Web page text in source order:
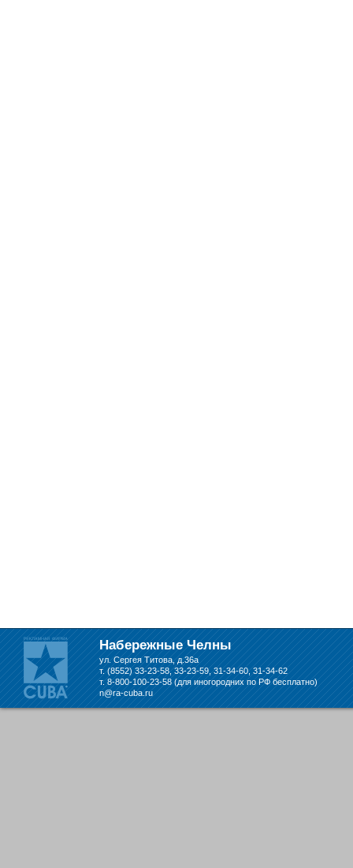
Набережные Челны
ул. Сергея Титова, д.36а
т. (8552) 33-23-58, 33-23-59, 31-34-60, 31-34-62
т. 8-800-100-23-58 (для иногородних по РФ бесплатно)
n@ra-cuba.ru